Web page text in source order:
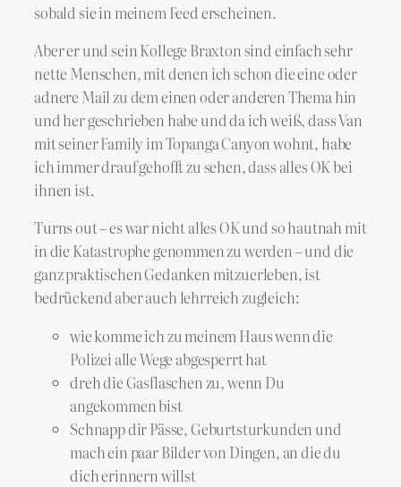
sobald sie in meinem Feed erscheinen.
Aber er und sein Kollege Braxton sind einfach sehr
nette Menschen, mit denen ich schon die eine oder
adnere Mail zu dem einen oder anderen Thema hin
und her geschrieben habe und da ich weiß, dass Van
mit seiner Family im Topanga Canyon wohnt, habe
ich immer drauf gehofft zu sehen, dass alles OK bei
ihnen ist.
Turns out – es war nicht alles OK und so hautnah mit
in die Katastrophe genommen zu werden – und die
ganz praktischen Gedanken mitzuerleben, ist
bedrückend aber auch lehrreich zugleich:
wie komme ich zu meinem Haus wenn die
Polizei alle Wege abgesperrt hat
dreh die Gasflaschen zu, wenn Du
angekommen bist
Schnapp dir Pässe, Geburtsturkunden und
mach ein paar Bilder von Dingen, an die du
dich erinnern willst